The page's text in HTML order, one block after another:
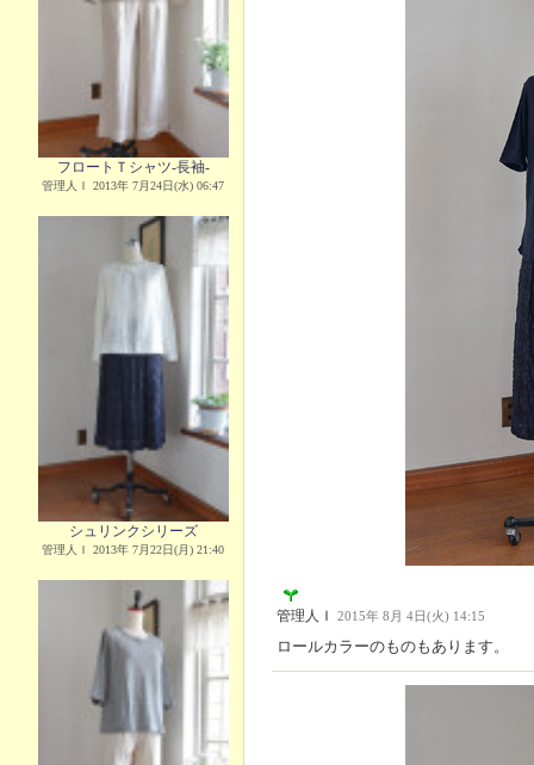
フロートＴシャツ-長袖-
管理人Ｉ 2013年 7月24日(水) 06:47
シュリンクシリーズ
管理人Ｉ 2013年 7月22日(月) 21:40
管理人Ｉ 2015年 8月 4日(火) 14:15
ロールカラーのものもあります。